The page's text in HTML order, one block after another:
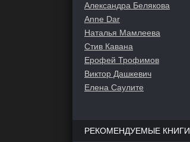
Александра Белякова
Anne Dar
Наталья Мамлеева
Стив Кавана
Ерофей Трофимов
Виктор Дашкевич
Елена Саулите
РЕКОМЕНДУЕМЫЕ КНИГИ